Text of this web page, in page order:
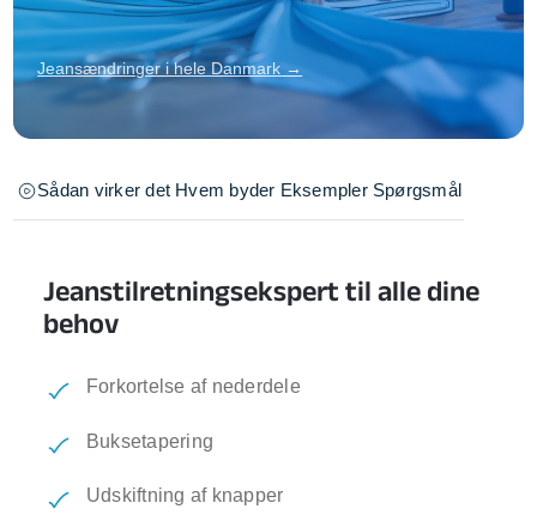
Jeansændringer i hele Danmark →
Sådan virker det Hvem byder Eksempler Spørgsmål
Jeanstilretningsekspert til alle dine
behov
Forkortelse af nederdele
Buksetapering
Udskiftning af knapper